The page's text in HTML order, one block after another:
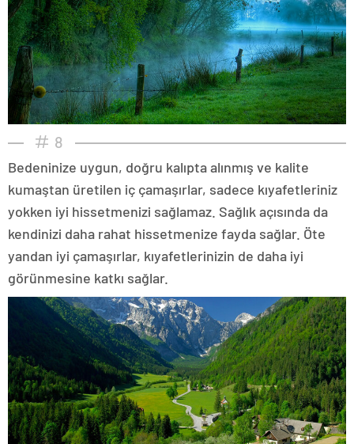
8
Bedeninize uygun, doğru kalıpta alınmış ve kalite
kumaştan üretilen iç çamaşırlar, sadece kıyafetleriniz
yokken iyi hissetmenizi sağlamaz. Sağlık açısında da
kendinizi daha rahat hissetmenize fayda sağlar. Öte
yandan iyi çamaşırlar, kıyafetlerinizin de daha iyi
görünmesine katkı sağlar.